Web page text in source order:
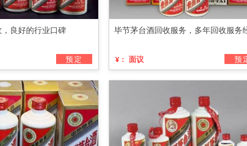
良好的行业口碑
预定
毕节茅台酒回收服务，多年回收服务
¥： 面议 预